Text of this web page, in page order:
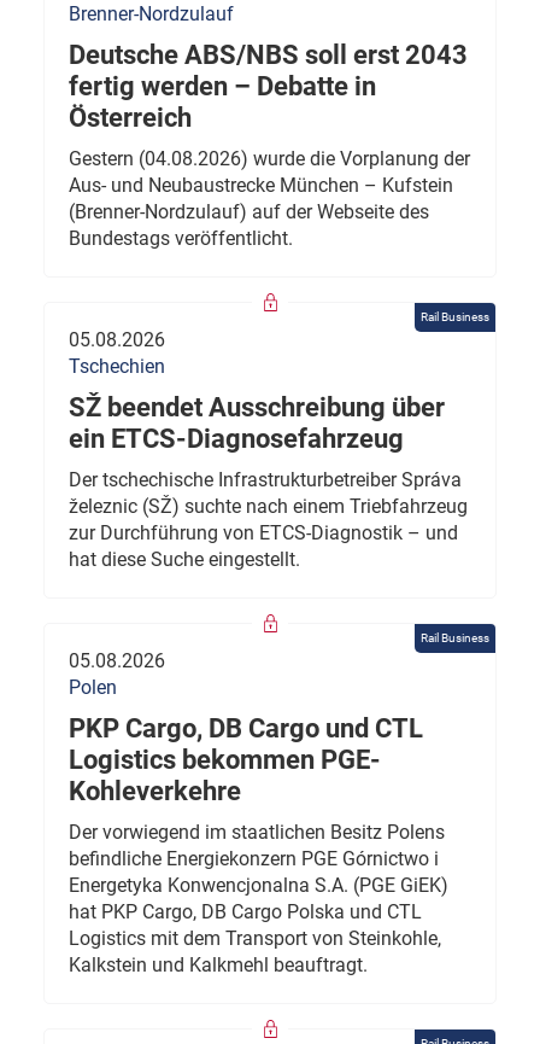
Brenner-Nordzulauf
Deutsche ABS/NBS soll erst 2043
fertig werden – Debatte in
Österreich
Gestern (04.08.2026) wurde die Vorplanung der
Aus- und Neubaustrecke München – Kufstein
(Brenner-Nordzulauf) auf der Webseite des
Bundestags veröffentlicht.
Rail Business
05.08.2026
Tschechien
SŽ beendet Ausschreibung über
ein ETCS-Diagnosefahrzeug
Der tschechische Infrastrukturbetreiber Správa
železnic (SŽ) suchte nach einem Triebfahrzeug
zur Durchführung von ETCS-Diagnostik – und
hat diese Suche eingestellt.
Rail Business
05.08.2026
Polen
PKP Cargo, DB Cargo und CTL
Logistics bekommen PGE-
Kohleverkehre
Der vorwiegend im staatlichen Besitz Polens
befindliche Energiekonzern PGE Górnictwo i
Energetyka Konwencjonalna S.A. (PGE GiEK)
hat PKP Cargo, DB Cargo Polska und CTL
Logistics mit dem Transport von Steinkohle,
Kalkstein und Kalkmehl beauftragt.